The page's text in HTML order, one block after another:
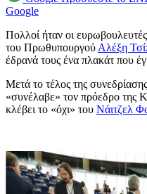
Google
Πολλοί ήταν οι
του Πρωθυπουργού Αλέξη
έδρανά τους ένα πλακάτ που
Μετά το τέλος της
«συνέλαβε» τον πρόεδρο της
κλέβει το «όχι» του Νάιτζελ